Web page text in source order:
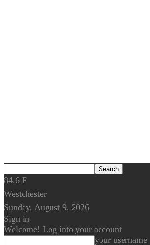
84.6 F
Westchester
Sunday, August 9, 2026
Sign in
Welcome! Log into your account
your username